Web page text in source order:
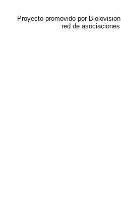
Proyecto promovido por
red de